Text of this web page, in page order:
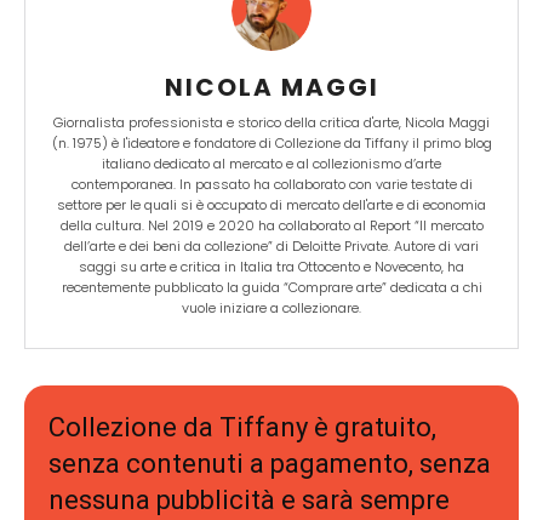
NICOLA MAGGI
Giornalista professionista e storico della critica d'arte, Nicola Maggi
(n. 1975) è l'ideatore e fondatore di Collezione da Tiffany il primo blog
italiano dedicato al mercato e al collezionismo d’arte
contemporanea. In passato ha collaborato con varie testate di
settore per le quali si è occupato di mercato dell'arte e di economia
della cultura. Nel 2019 e 2020 ha collaborato al Report “Il mercato
dell’arte e dei beni da collezione” di Deloitte Private. Autore di vari
saggi su arte e critica in Italia tra Ottocento e Novecento, ha
recentemente pubblicato la guida “Comprare arte” dedicata a chi
vuole iniziare a collezionare.
Collezione da Tiffany è gratuito,
senza contenuti a pagamento, senza
nessuna pubblicità e sarà sempre